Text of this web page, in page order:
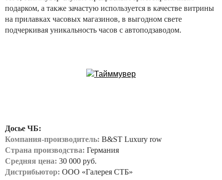
подарком, а также зачастую используется в качестве витрины
на прилавках часовых магазинов, в выгодном свете
подчеркивая уникальность часов с автоподзаводом.
Досье ЧБ:
Компания-производитель: B&ST Luxury row
Страна производства: Германия
Средняя цена: 30 000 руб.
Дистрибьютор: ООО «Галерея СТБ»